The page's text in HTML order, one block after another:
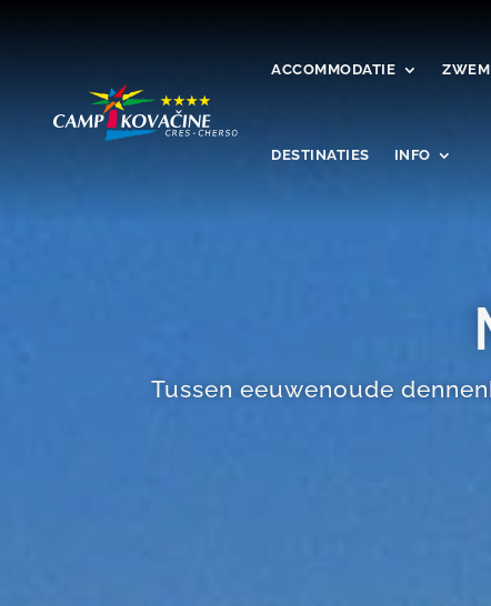
ACCOMMODATIE
DESTINATIES INFO
Tussen eeuwenoude